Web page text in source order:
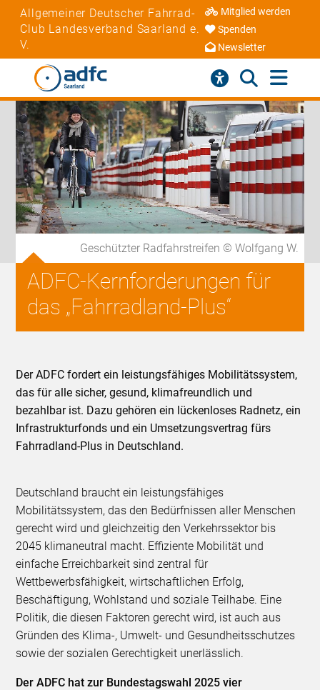
Allgemeiner Deutscher Fahrrad-
Club Landesverband Saarland e.
V.
Mitglied werden
Spenden
Newsletter
Geschützter Radfahrstreifen © Wolfgang W.
ADFC-Kernforderungen für
das „Fahrradland-Plus“
Der ADFC fordert ein leistungsfähiges Mobilitätssystem,
das für alle sicher, gesund, klimafreundlich und
bezahlbar ist. Dazu gehören ein lückenloses Radnetz, ein
Infrastrukturfonds und ein Umsetzungsvertrag fürs
Fahrradland-Plus in Deutschland.
Deutschland braucht ein leistungsfähiges
Mobilitätssystem, das den Bedürfnissen aller Menschen
gerecht wird und gleichzeitig den Verkehrssektor bis
2045 klimaneutral macht. Effiziente Mobilität und
einfache Erreichbarkeit sind zentral für
Wettbewerbsfähigkeit, wirtschaftlichen Erfolg,
Beschäftigung, Wohlstand und soziale Teilhabe. Eine
Politik, die diesen Faktoren gerecht wird, ist auch aus
Gründen des Klima-, Umwelt- und Gesundheitsschutzes
sowie der sozialen Gerechtigkeit unerlässlich.
Der ADFC hat zur Bundestagswahl 2025 vier